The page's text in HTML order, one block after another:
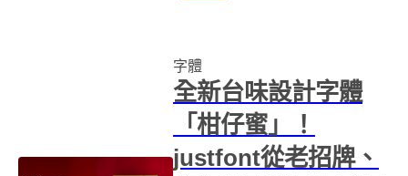
字體
全新台味設計字體
「柑仔蜜」！
justfont從老招牌、